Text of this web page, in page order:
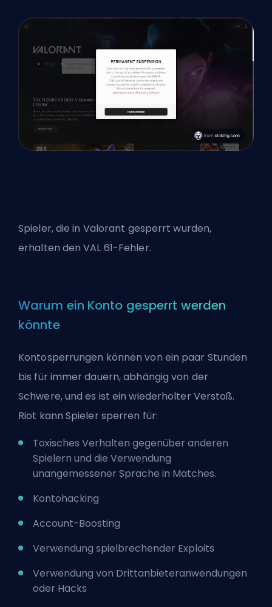
Spieler, die in Valorant gesperrt wurden,
erhalten den VAL 61-Fehler.
Warum ein Konto gesperrt werden
könnte
Kontosperrungen können von ein paar Stunden
bis für immer dauern, abhängig von der
Schwere, und es ist ein wiederholter Verstoß.
Riot kann Spieler sperren für:
Toxisches Verhalten gegenüber anderen
Spielern und die Verwendung
unangemessener Sprache in Matches.
Kontohacking
Account-Boosting
Verwendung spielbrechender Exploits
Verwendung von Drittanbieteranwendungen
oder Hacks